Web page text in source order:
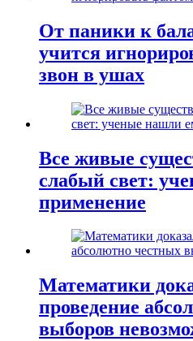
От паники к
учится
звон в ушах
Все живые
слабый свет:
применение
Математики
проведение
выборов